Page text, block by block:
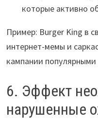
которые активно
Пример: Burger King в
интернет-мемы и
кампании
6. Эффект
нарушенные